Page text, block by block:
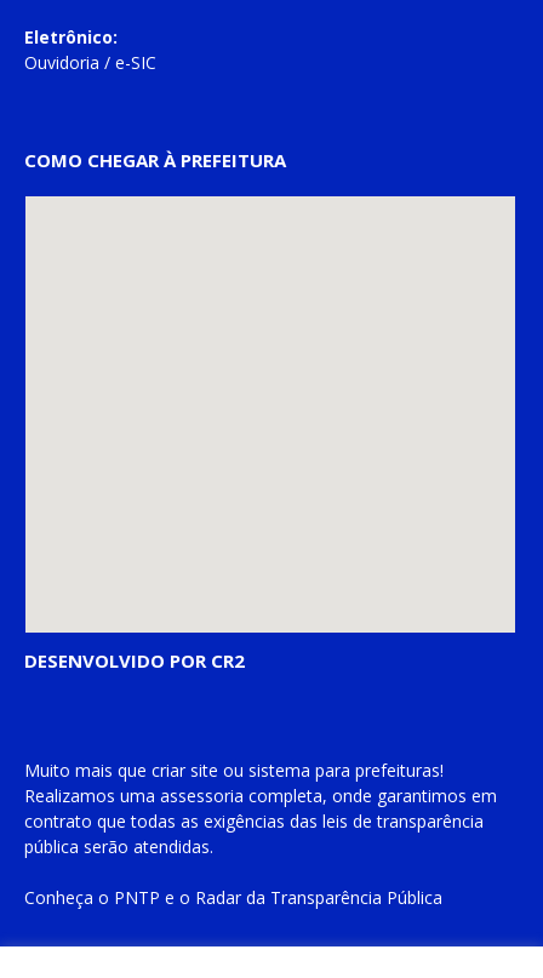
Eletrônico:
Ouvidoria / e-SIC
COMO CHEGAR À PREFEITURA
DESENVOLVIDO POR CR2
Muito mais que criar site ou sistema para prefeituras!
Realizamos uma assessoria completa, onde garantimos em
contrato que todas as exigências das leis de transparência
pública serão atendidas.
Conheça o PNTP e o Radar da Transparência Pública